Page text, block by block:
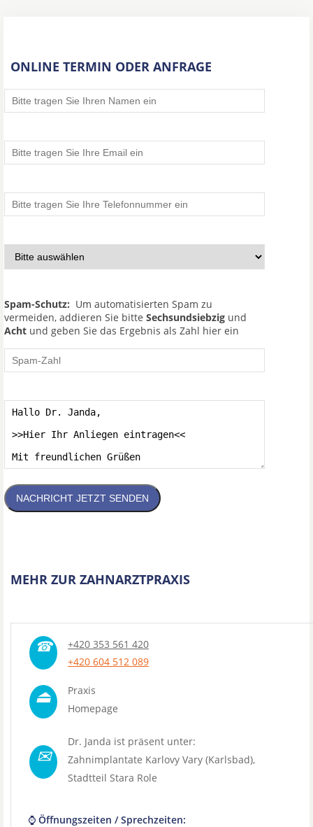
ONLINE TERMIN ODER ANFRAGE
Spam-Schutz: Um automatisierten Spam zu
vermeiden, addieren Sie bitte Sechsundsiebzig und
Acht und geben Sie das Ergebnis als Zahl hier ein
NACHRICHT JETZT SENDEN
MEHR ZUR ZAHNARZTPRAXIS
☎
+420 353 561 420
+420 604 512 089
⏏
Praxis
Homepage
✉
Dr. Janda ist präsent unter:
Zahnimplantate Karlovy Vary (Karlsbad),
Stadtteil Stara Role
⌚ Öffnungszeiten / Sprechzeiten: